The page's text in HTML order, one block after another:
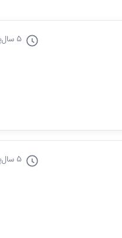
5 سال
5 سال